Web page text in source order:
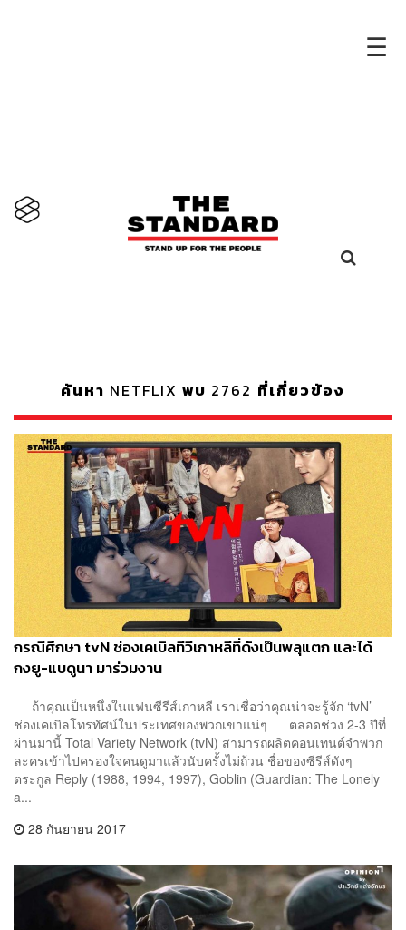
☰
ค้นหา NETFLIX พบ 2762 ที่เกี่ยวข้อง
กรณีศึกษา tvN ช่องเคเบิลทีวีเกาหลีที่ดังเป็นพลุแตก และได้
กงยู-แบดูนา มาร่วมงาน
ถ้าคุณเป็นหนึ่งในแฟนซีรีส์เกาหลี เราเชื่อว่าคุณน่าจะรู้จัก ‘tvN’
ช่องเคเบิลโทรทัศน์ในประเทศของพวกเขาแน่ๆ ตลอดช่วง 2-3 ปีที่
ผ่านมานี้ Total Variety Network (tvN) สามารถผลิตคอนเทนต์จำพวก
ละครเข้าไปครองใจคนดูมาแล้วนับครั้งไม่ถ้วน ชื่อของซีรีส์ดังๆ
ตระกูล Reply (1988, 1994, 1997), Goblin (Guardian: The Lonely
a...
28 กันยายน 2017